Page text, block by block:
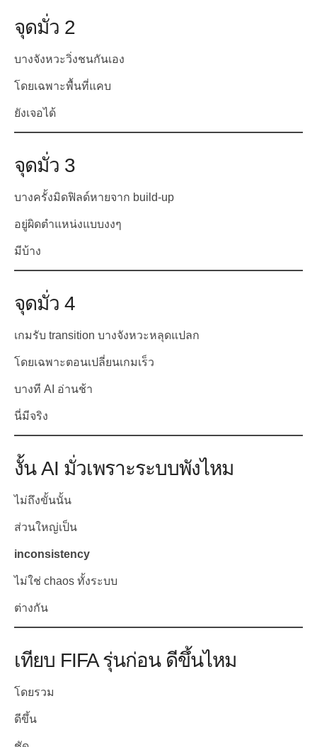
จุดมั่ว 2
บางจังหวะวิ่งชนกันเอง
โดยเฉพาะพื้นที่แคบ
ยังเจอได้
จุดมั่ว 3
บางครั้งมิดฟิลด์หายจาก build-up
อยู่ผิดตำแหน่งแบบงงๆ
มีบ้าง
จุดมั่ว 4
เกมรับ transition บางจังหวะหลุดแปลก
โดยเฉพาะตอนเปลี่ยนเกมเร็ว
บางที AI อ่านช้า
นี่มีจริง
งั้น AI มั่วเพราะระบบพังไหม
ไม่ถึงขั้นนั้น
ส่วนใหญ่เป็น
inconsistency
ไม่ใช่ chaos ทั้งระบบ
ต่างกัน
เทียบ FIFA รุ่นก่อน ดีขึ้นไหม
โดยรวม
ดีขึ้น